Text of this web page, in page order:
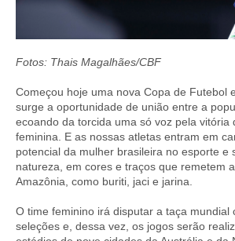
Fotos: Thais Magalhães/CBF
Começou hoje uma nova Copa de Futebol
surge a oportunidade de união entre a
ecoando da torcida uma só voz pela vitória
feminina. E as nossas atletas entram em
potencial da mulher brasileira no esporte e
natureza, em cores e traços que remetem
Amazônia, como buriti, jaci e jarina.
O time feminino irá disputar a taça mundial
seleções e, dessa vez, os jogos serão